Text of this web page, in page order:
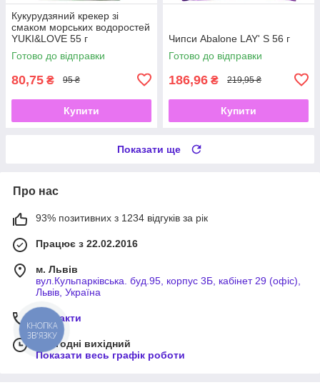
Кукурудзяний крекер зі
смаком морських водоростей
YUKI&LOVE 55 г
Готово до відправки
80,75 ₴ 95 ₴
Купити
Чипси Abalone LAY' S 56 г
Готово до відправки
186,96 ₴ 219,95 ₴
Купити
Показати ще
Про нас
93% позитивних з 1234 відгуків за рік
Працює з 22.02.2016
м. Львів
вул.Кульпарківська. буд.95, корпус 3Б, кабінет 29 (офіс),
Львів, Україна
Контакти
Сьогодні вихідний
Показати весь графік роботи
КНОПКА
ЗВ'ЯЗКУ